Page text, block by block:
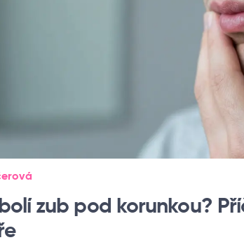
zub pod korunkou?